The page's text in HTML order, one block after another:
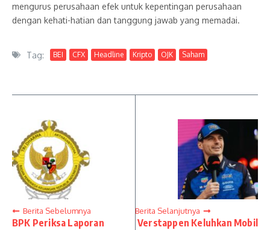
mengurus perusahaan efek untuk kepentingan perusahaan
dengan kehati-hatian dan tanggung jawab yang memadai.
Tag: BEI CFX Headline Kripto OJK Saham
Berita Sebelumnya
BPK Periksa Laporan
Berita Selanjutnya
Verstappen Keluhkan Mobil